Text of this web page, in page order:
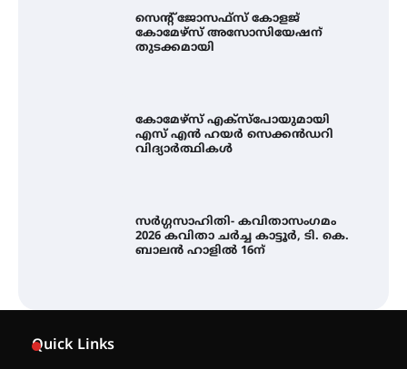
സെന്റ് ജോസഫ്സ് കോളജ്
കോമേഴ്‌സ് അസോസിയേഷന്
തുടക്കമായി
കോമേഴ്സ് എക്സ്പോയുമായി
എസ് എൻ ഹയർ സെക്കൻഡറി
വിദ്യാർത്ഥികൾ
സർഗ്ഗസാഹിതി- കവിതാസംഗമം
2026 കവിതാ ചർച്ച കാട്ടൂർ, ടി. കെ.
ബാലൻ ഹാളിൽ 16ന്
Quick Links